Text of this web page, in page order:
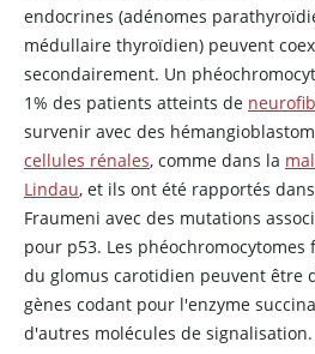
endocrines (adénomes
médullaire thyroïdien) peuvent
secondairement. Un
1% des patients atteints de
survenir avec des
cellules rénales, comme dans la
Lindau, et ils ont été rapportés
Fraumeni avec des mutations
pour p53. Les
du glomus carotidien peuvent être
gènes codant pour l'enzyme
d'autres molécules de signalisation.